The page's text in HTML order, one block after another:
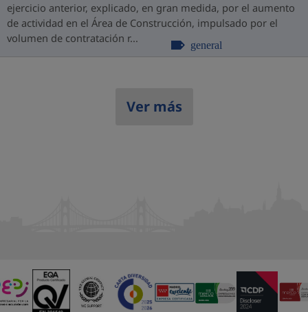
ejercicio anterior, explicado, en gran medida, por el aumento
de actividad en el Área de Construcción, impulsado por el
volumen de contratación r...
general
Ver más